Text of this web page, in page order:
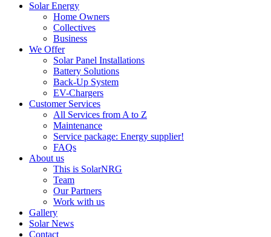
Solar Energy
Home Owners
Collectives
Business
We Offer
Solar Panel Installations
Battery Solutions
Back-Up System
EV-Chargers
Customer Services
All Services from A to Z
Maintenance
Service package: Energy supplier!
FAQs
About us
This is SolarNRG
Team
Our Partners
Work with us
Gallery
Solar News
Contact